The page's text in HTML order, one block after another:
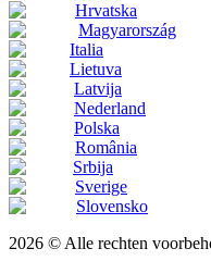
Hrvatska
Magyarország
Italia
Lietuva
Latvija
Nederland
Polska
România
Srbija
Sverige
Slovensko
2026 © Alle rechten